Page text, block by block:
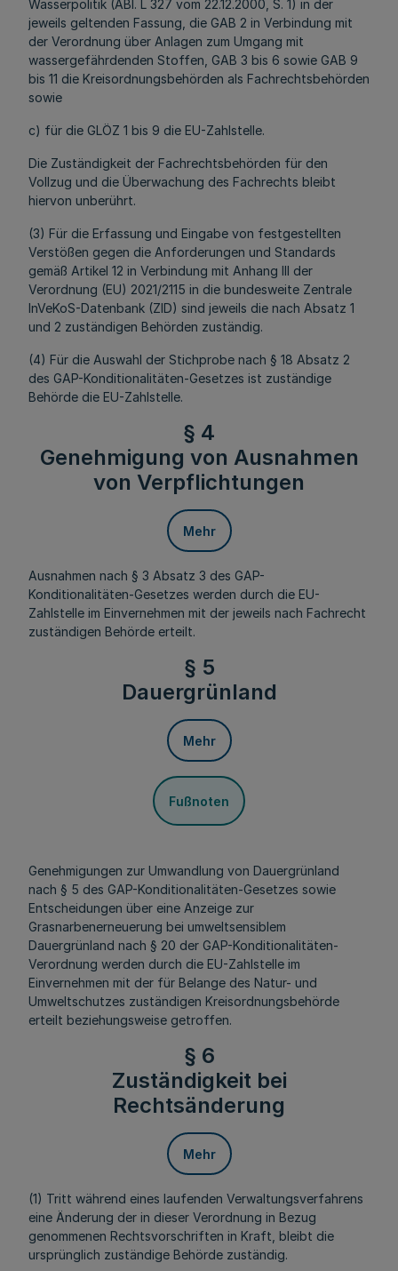
Wasserpolitik (ABl. L 327 vom 22.12.2000, S. 1) in der
jeweils geltenden Fassung, die GAB 2 in Verbindung mit
der Verordnung über Anlagen zum Umgang mit
wassergefährdenden Stoffen, GAB 3 bis 6 sowie GAB 9
bis 11 die Kreisordnungsbehörden als Fachrechtsbehörden
sowie
c) für die GLÖZ 1 bis 9 die EU-Zahlstelle.
Die Zuständigkeit der Fachrechtsbehörden für den
Vollzug und die Überwachung des Fachrechts bleibt
hiervon unberührt.
(3) Für die Erfassung und Eingabe von festgestellten
Verstößen gegen die Anforderungen und Standards
gemäß Artikel 12 in Verbindung mit Anhang III der
Verordnung (EU) 2021/2115 in die bundesweite Zentrale
InVeKoS-Datenbank (ZID) sind jeweils die nach Absatz 1
und 2 zuständigen Behörden zuständig.
(4) Für die Auswahl der Stichprobe nach § 18 Absatz 2
des GAP-Konditionalitäten-Gesetzes ist zuständige
Behörde die EU-Zahlstelle.
§ 4
Genehmigung von Ausnahmen
von Verpflichtungen
Mehr
Ausnahmen nach § 3 Absatz 3 des GAP-
Konditionalitäten-Gesetzes werden durch die EU-
Zahlstelle im Einvernehmen mit der jeweils nach Fachrecht
zuständigen Behörde erteilt.
§ 5
Dauergrünland
Mehr
Fußnoten
Genehmigungen zur Umwandlung von Dauergrünland
nach § 5 des GAP-Konditionalitäten-Gesetzes sowie
Entscheidungen über eine Anzeige zur
Grasnarbenerneuerung bei umweltsensiblem
Dauergrünland nach § 20 der GAP-Konditionalitäten-
Verordnung werden durch die EU-Zahlstelle im
Einvernehmen mit der für Belange des Natur- und
Umweltschutzes zuständigen Kreisordnungsbehörde
erteilt beziehungsweise getroffen.
§ 6
Zuständigkeit bei
Rechtsänderung
Mehr
(1) Tritt während eines laufenden Verwaltungsverfahrens
eine Änderung der in dieser Verordnung in Bezug
genommenen Rechtsvorschriften in Kraft, bleibt die
ursprünglich zuständige Behörde zuständig.